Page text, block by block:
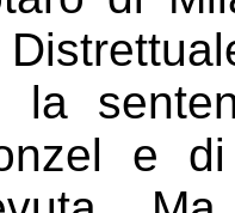
la
e